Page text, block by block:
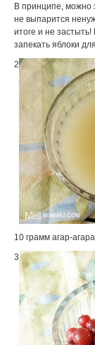
В принципе, можно
не выпарится
итоге и не
запекать яблоки
2
10 грамм агар-
3